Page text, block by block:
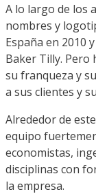
A lo largo de los
nombres y
España en 2010
Baker Tilly. Pero
su franqueza y
a sus clientes y
Alrededor de
equipo
economistas,
disciplinas con
la empresa.